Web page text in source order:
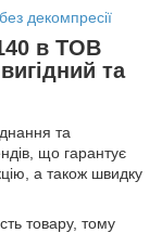
декомпресії
в ТОВ
та
та
що гарантує
а також швидку
товару, тому